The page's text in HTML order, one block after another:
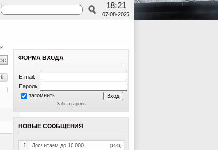
18:21
07-08-2026
ФОРМА ВХОДА
E-mail:
Пароль:
запомнить
Забыл пароль
НОВЫЕ СООБЩЕНИЯ
1 Досчитаем до 10 000 (14:41)